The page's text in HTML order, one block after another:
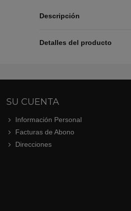
Descripción
Detalles del producto
SU CUENTA
Información Personal
Facturas de Abono
Direcciones